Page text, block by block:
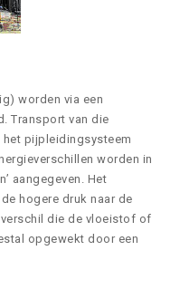
worden via een
Transport van die
pijpleidingsysteem
worden in
aangegeven. Het
hogere druk naar de
die de vloeistof of
opgewekt door een